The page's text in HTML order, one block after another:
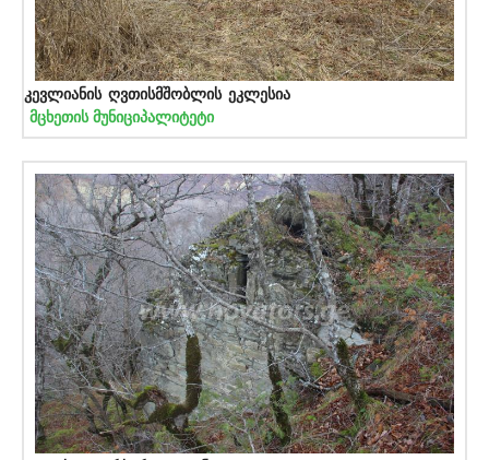
კევლიანის ღვთისმშობლის ეკლესია
მცხეთის მუნიციპალიტეტი